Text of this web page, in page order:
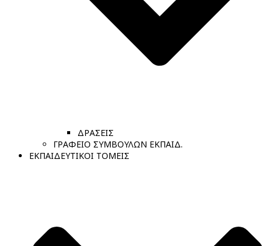
ΔΡΑΣΕΙΣ
ΓΡΑΦΕΙΟ ΣΥΜΒΟΥΛΩΝ ΕΚΠΑΙΔ.
ΕΚΠΑΙΔΕΥΤΙΚΟΙ ΤΟΜΕΙΣ